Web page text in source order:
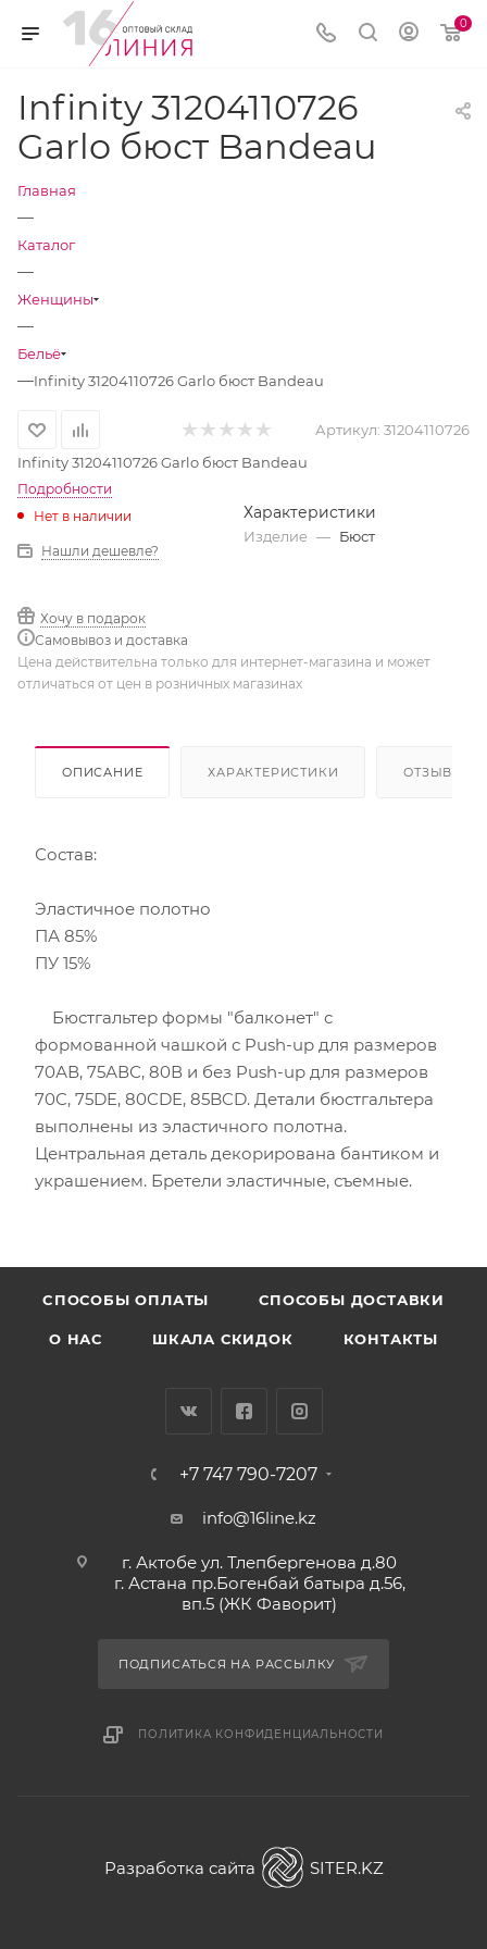
0
Infinity 31204110726
Garlo бюст Bandeau
Главная
—
Каталог
—
Женщины
—
Бельё
—Infinity 31204110726 Garlo бюст Bandeau
Артикул: 31204110726
Infinity 31204110726 Garlo бюст Bandeau
Подробности
Нет в наличии
Нашли дешевле?
Хочу в подарок
Самовывоз и доставка
Характеристики
Изделие — Бюст
Цена действительна только для интернет-магазина и может
отличаться от цен в розничных магазинах
ОПИСАНИЕ ХАРАКТЕРИСТИКИ ОТЗЫВЫ
Состав:
Эластичное полотно
ПА 85%
ПУ 15%
Бюстгальтер формы "балконет" с
формованной чашкой с Push-up для размеров
70АВ, 75АВС, 80В и без Push-up для размеров
70C, 75DE, 80CDE, 85BCD. Детали бюстгальтера
выполнены из эластичного полотна.
Центральная деталь декорирована бантиком и
украшением. Бретели эластичные, съемные.
CПОСОБЫ ОПЛАТЫ СПОСОБЫ ДОСТАВКИ
О НАС ШКАЛА СКИДОК КОНТАКТЫ
+7 747 790-7207
info@16line.kz
г. Актобе ул. Тлепбергенова д.80
г. Астана пр.Богенбай батыра д.56,
вп.5 (ЖК Фаворит)
ПОДПИСАТЬСЯ НА РАССЫЛКУ
ПОЛИТИКА КОНФИДЕНЦИАЛЬНОСТИ
Разработка сайта SITER.KZ